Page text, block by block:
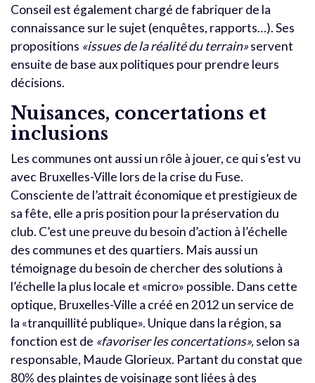
Conseil est également chargé de fabriquer de la
connaissance sur le sujet (enquêtes, rapports…). Ses
propositions «issues de la réalité du terrain»servent
ensuite de base aux politiques pour prendre leurs
décisions.
Nuisances, concertations et
inclusions
Les communes ont aussi un rôle à jouer, ce qui s’est vu
avec Bruxelles-Ville lors de la crise du Fuse.
Consciente de l’attrait économique et prestigieux de
sa fête, elle a pris position pour la préservation du
club. C’est une preuve du besoin d’action à l’échelle
des communes et des quartiers. Mais aussi un
témoignage du besoin de chercher des solutions à
l’échelle la plus locale et «micro» possible. Dans cette
optique, Bruxelles-Ville a créé en 2012 un service de
la «tranquillité publique». Unique dans la région, sa
fonction est de «favoriser les concertations»,selon sa
responsable, Maude Glorieux. Partant du constat que
80% des plaintes de voisinage sont liées à des